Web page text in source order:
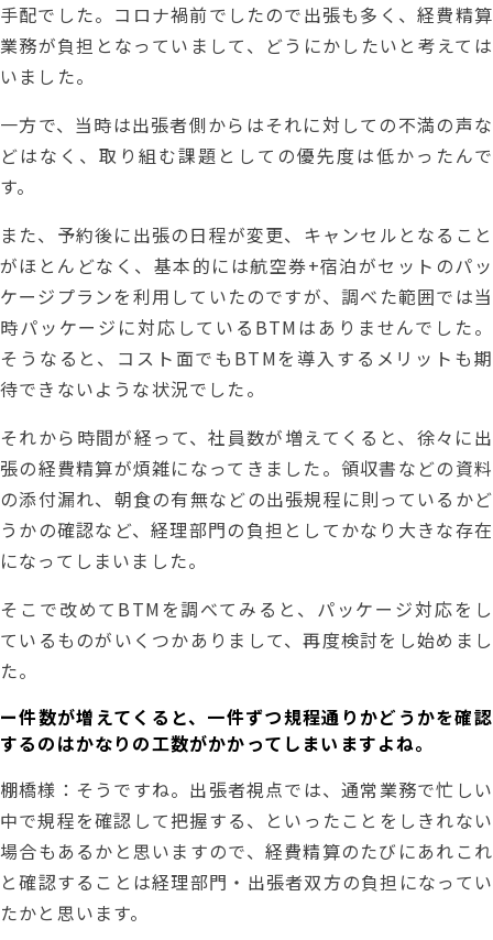
手配でした。コロナ禍前でしたので出張も多く、経費精算
業務が負担となっていまして、どうにかしたいと考えては
いました。
一方で、当時は出張者側からはそれに対しての不満の声な
どはなく、取り組む課題としての優先度は低かったんで
す。
また、予約後に出張の日程が変更、キャンセルとなること
がほとんどなく、基本的には航空券+宿泊がセットのパッ
ケージプランを利用していたのですが、調べた範囲では当
時パッケージに対応しているBTMはありませんでした。
そうなると、コスト面でもBTMを導入するメリットも期
待できないような状況でした。
それから時間が経って、社員数が増えてくると、徐々に出
張の経費精算が煩雑になってきました。領収書などの資料
の添付漏れ、朝食の有無などの出張規程に則っているかど
うかの確認など、経理部門の負担としてかなり大きな存在
になってしまいました。
そこで改めてBTMを調べてみると、パッケージ対応をし
ているものがいくつかありまして、再度検討をし始めまし
た。
‍ー件数が増えてくると、一件ずつ規程通りかどうかを確認
するのはかなりの工数がかかってしまいますよね。
棚橋様：そうですね。出張者視点では、通常業務で忙しい
中で規程を確認して把握する、といったことをしきれない
場合もあるかと思いますので、経費精算のたびにあれこれ
と確認することは経理部門・出張者双方の負担になってい
たかと思います。